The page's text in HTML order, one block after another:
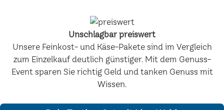
Unschlagbar preiswert
Unsere Feinkost- und Käse-Pakete sind im Vergleich
zum Einzelkauf deutlich günstiger. Mit dem Genuss-
Event sparen Sie richtig Geld und tanken Genuss mit
Wissen.